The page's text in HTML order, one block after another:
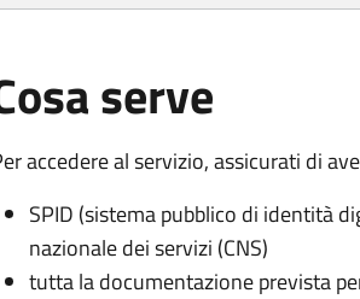
serve
accedere al servizio, assicurati di
SPID (sistema pubblico di identità
nazionale dei servizi (CNS)
tutta la documentazione prevista